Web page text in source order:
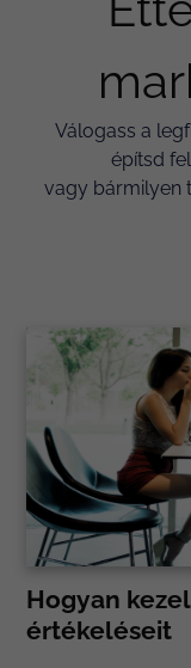
Válogass a
építsd
vagy bármilyen
Hogyan
értékeléseit